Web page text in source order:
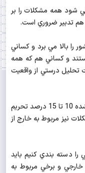
شود همه مشكلات را بر
هم تدبير ضروري است.
را بالا مي برد و كساني
و كساني هم كه همه
تحليل درستي از واقعيت
وي تاكيد كرد: مطابق بررسي هايي كه انجام شده 10 تا 15 درصد تحريم
و 80 درصد از مشكلات نيز مربوط به خارج از
را دسته بندي كنيم بايد
خارجي و برخي مربوط به